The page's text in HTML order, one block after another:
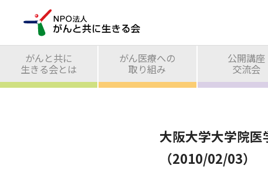
がんと共に
生きる会とは
がん医療への
取り組み
公開講座
交流会
大阪大学大学院
（2010/02/03）